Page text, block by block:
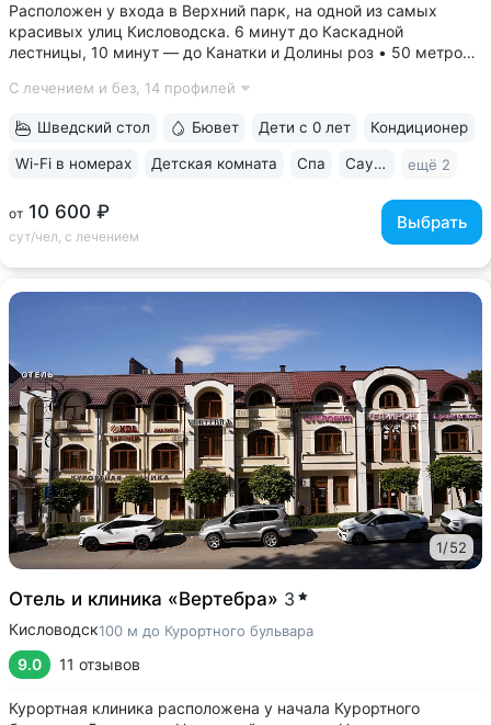
Расположен у входа в Верхний парк, на одной из самых
красивых улиц Кисловодска. 6 минут до Каскадной
лестницы, 10 минут — до Канатки и Долины роз • 50 метров
(Кисловодск), «Славяновская» (Железноводск), «Ессентуки
С лечением и без, 14 профилей
от 10 600 ₽
сут/чел, с лечением
Выбрать
Шведский стол Бювет Дети с 0 лет Кондиционер
Wi-Fi в номерах Детская комната Спа Сауна / хаммам ещё 2
1/52
Отель и клиника «Вертебра» 3
Кисловодск100 м до Курортного бульвара
9.0 11 отзывов
Курортная клиника расположена у начала Курортного